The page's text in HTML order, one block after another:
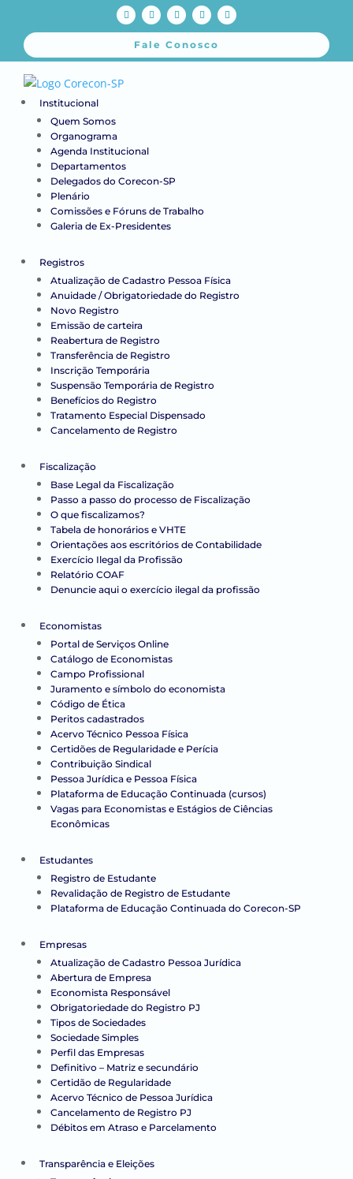
Fale Conosco
Institucional
Quem Somos
Organograma
Agenda Institucional
Departamentos
Delegados do Corecon-SP
Plenário
Comissões e Fóruns de Trabalho
Galeria de Ex-Presidentes
Registros
Atualização de Cadastro Pessoa Física
Anuidade / Obrigatoriedade do Registro
Novo Registro
Emissão de carteira
Reabertura de Registro
Transferência de Registro
Inscrição Temporária
Suspensão Temporária de Registro
Benefícios do Registro
Tratamento Especial Dispensado
Cancelamento de Registro
Fiscalização
Base Legal da Fiscalização
Passo a passo do processo de Fiscalização
O que fiscalizamos?
Tabela de honorários e VHTE
Orientações aos escritórios de Contabilidade
Exercício Ilegal da Profissão
Relatório COAF
Denuncie aqui o exercício ilegal da profissão
Economistas
Portal de Serviços Online
Catálogo de Economistas
Campo Profissional
Juramento e símbolo do economista
Código de Ética
Peritos cadastrados
Acervo Técnico Pessoa Física
Certidões de Regularidade e Perícia
Contribuição Sindical
Pessoa Jurídica e Pessoa Física
Plataforma de Educação Continuada (cursos)
Vagas para Economistas e Estágios de Ciências
Econômicas
Estudantes
Registro de Estudante
Revalidação de Registro de Estudante
Plataforma de Educação Continuada do Corecon-SP
Empresas
Atualização de Cadastro Pessoa Jurídica
Abertura de Empresa
Economista Responsável
Obrigatoriedade do Registro PJ
Tipos de Sociedades
Sociedade Simples
Perfil das Empresas
Definitivo – Matriz e secundário
Certidão de Regularidade
Acervo Técnico de Pessoa Jurídica
Cancelamento de Registro PJ
Débitos em Atraso e Parcelamento
Transparência e Eleições